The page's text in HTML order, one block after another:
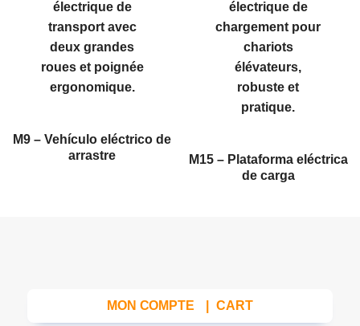
M9 – Vehículo eléctrico de
arrastre
M15 – Plataforma eléctrica
de carga
MON COMPTE CART